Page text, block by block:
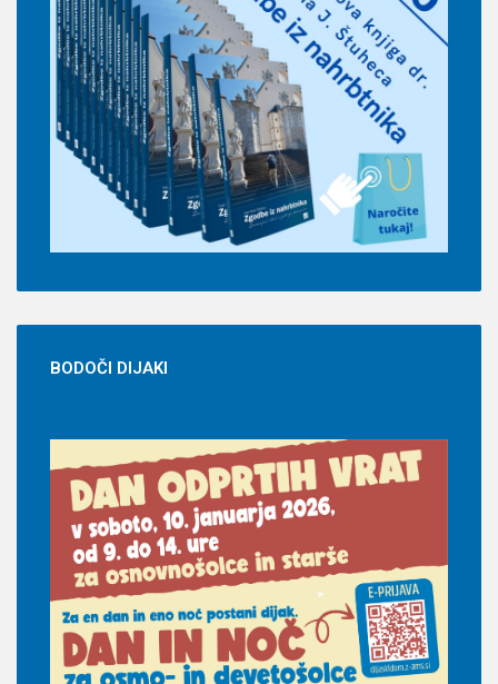
BODOČI DIJAKI